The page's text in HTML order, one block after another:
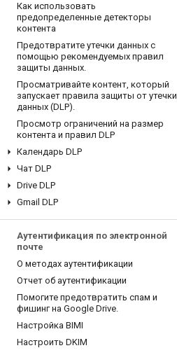
Как использовать
предопределенные детекторы
контента
Предотвратите утечки данных с
помощью рекомендуемых правил
защиты данных.
Просматривайте контент, который
запускает правила защиты от утечки
данных (DLP).
Просмотр ограничений на размер
контента и правил DLP
Календарь DLP
Чат DLP
Drive DLP
Gmail DLP
Аутентификация по электронной
почте
О методах аутентификации
Отчет об аутентификации
Помогите предотвратить спам и
фишинг на Google Drive.
Настройка BIMI
Настроить DKIM